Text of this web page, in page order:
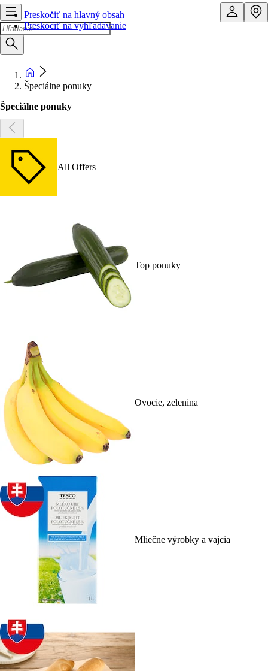
Preskočiť na hlavný obsah
Preskočiť na vyhľadávanie
Špeciálne ponuky
Špeciálne ponuky
All Offers
Top ponuky
Ovocie, zelenina
Mliečne výrobky a vajcia